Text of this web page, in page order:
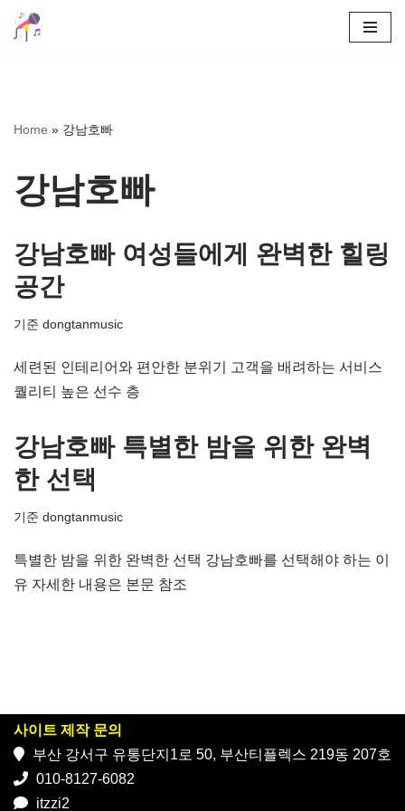
로
너
뛰
Home » 강남호빠
강남호빠
강남호빠 여성들에게 완벽한 힐링
공간
기준 dongtanmusic
세련된 인테리어와 편안한 분위기 고객을 배려하는 서비스
퀄리티 높은 선수 층
강남호빠 특별한 밤을 위한 완벽
한 선택
기준 dongtanmusic
특별한 밤을 위한 완벽한 선택 강남호빠를 선택해야 하는 이
유 자세한 내용은 본문 참조
사이트 제작 문의
부산 강서구 유통단지1로 50, 부산티플렉스 219동 207호
010-8127-6082
itzzi2